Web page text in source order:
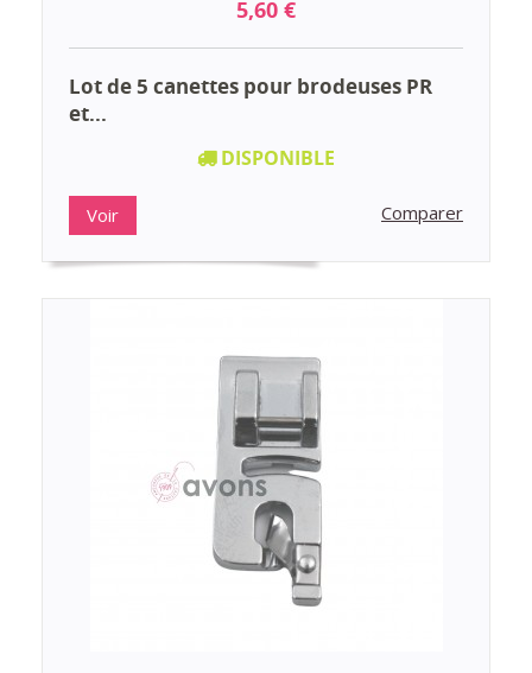
5,60 €
Lot de 5 canettes pour brodeuses PR
et...
DISPONIBLE
Voir Comparer